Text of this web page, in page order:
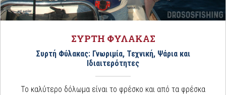
ΣΥΡΤΗ ΦΥΛΑΚΑΣ
Συρτή Φύλακας: Γνωριμία, Τεχνική, Ψάρια και
Ιδιαιτερότητες
Το καλύτερο δόλωμα είναι το φρέσκο και από τα φρέσκα